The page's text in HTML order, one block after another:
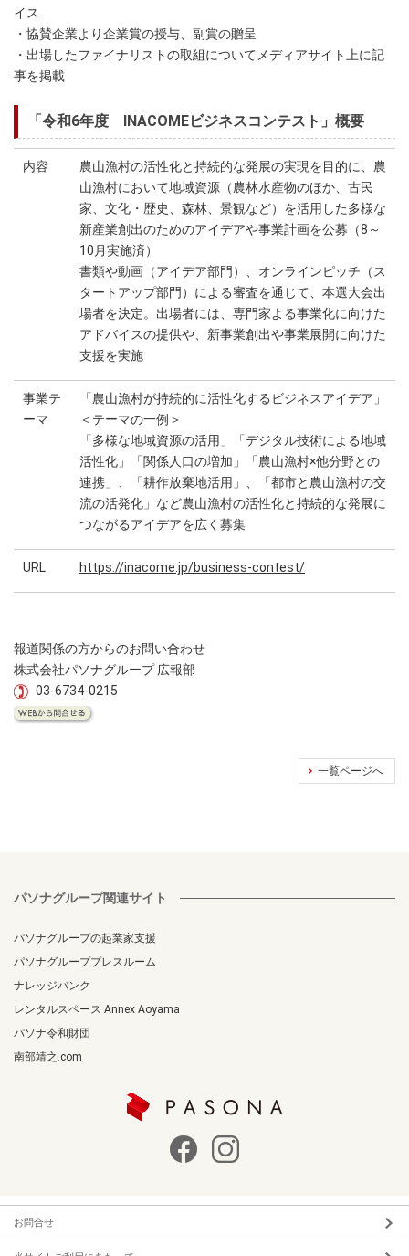
イス
・協賛企業より企業賞の授与、副賞の贈呈
・出場したファイナリストの取組についてメディアサイト上に記
事を掲載
「令和6年度 INACOMEビジネスコンテスト」概要
内容
農山漁村の活性化と持続的な発展の実現を目的に、農
山漁村において地域資源（農林水産物のほか、古民
家、文化・歴史、森林、景観など）を活用した多様な
新産業創出のためのアイデアや事業計画を公募（8～
10月実施済）
書類や動画（アイデア部門）、オンラインピッチ（ス
タートアップ部門）による審査を通じて、本選大会出
場者を決定。出場者には、専門家よる事業化に向けた
アドバイスの提供や、新事業創出や事業展開に向けた
支援を実施
事業テ
ーマ
「農山漁村が持続的に活性化するビジネスアイデア」
＜テーマの一例＞
「多様な地域資源の活用」「デジタル技術による地域
活性化」「関係人口の増加」「農山漁村×他分野との
連携」、「耕作放棄地活用」、「都市と農山漁村の交
流の活発化」など農山漁村の活性化と持続的な発展に
つながるアイデアを広く募集
URL https://inacome.jp/business-contest/
報道関係の方からのお問い合わせ
株式会社パソナグループ 広報部
03-6734-0215
一覧ページへ
パソナグループ関連サイト
パソナグループの起業家支援
パソナグループプレスルーム
ナレッジバンク
レンタルスペース Annex Aoyama
パソナ令和財団
南部靖之.com
お問合せ